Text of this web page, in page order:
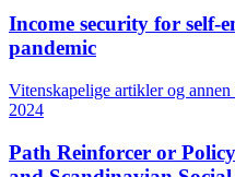
Income security for self-
pandemic
Vitenskapelige artikler og
2024
Path Reinforcer or